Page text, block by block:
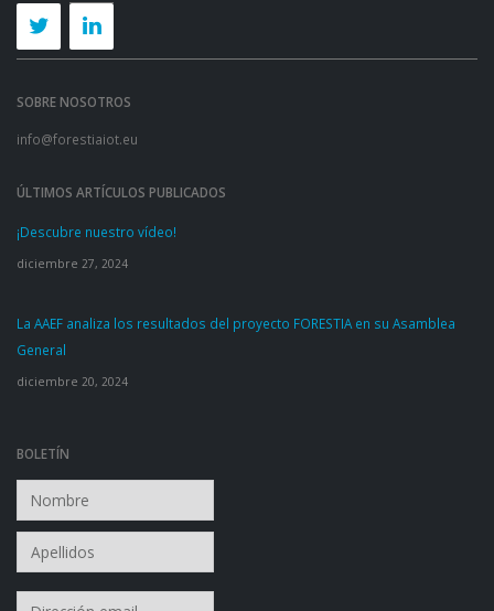
SOBRE NOSOTROS
info@forestiaiot.eu
ÚLTIMOS ARTÍCULOS PUBLICADOS
¡Descubre nuestro vídeo!
diciembre 27, 2024
La AAEF analiza los resultados del proyecto FORESTIA en su Asamblea
General
diciembre 20, 2024
BOLETÍN